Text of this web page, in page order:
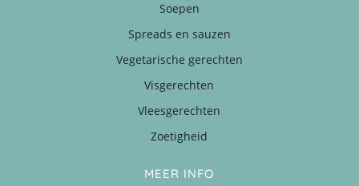
Soepen
Spreads en sauzen
Vegetarische gerechten
Visgerechten
Vleesgerechten
Zoetigheid
MEER INFO